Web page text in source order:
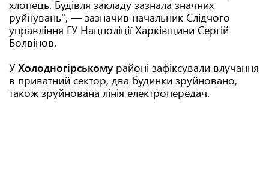
хлопець. Будівля закладу зазнала значних
руйнувань", — зазначив начальник Слідчого
управління ГУ Нацполіції Харківщини Сергій
Болвінов.
УХолодногірському районі зафіксували влучання
в приватний сектор, два будинки зруйновано,
також зруйнована лінія електропередач.